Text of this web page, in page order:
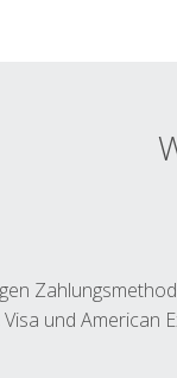
und American